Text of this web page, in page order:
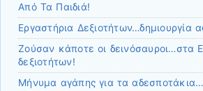
Από Τα Παιδιά!
Εργαστήρια Δεξιοτήτων…δημιουργία
Ζούσαν κάποτε οι δεινόσαυροι…στα
δεξιοτήτων!
Μήνυμα αγάπης για τα